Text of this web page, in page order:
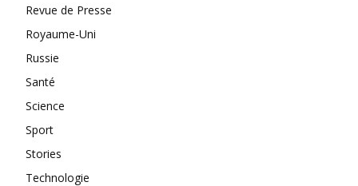
Revue de Presse
Royaume-Uni
Russie
Santé
Science
Sport
Stories
Technologie